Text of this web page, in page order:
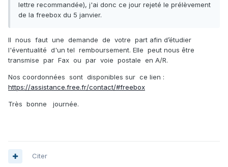
lettre recommandée), j'ai donc ce jour rejeté le prélèvement
de la freebox du 5 janvier.
Il nous faut une demande de votre part afin d’étudier
l'éventualité d'un tel remboursement. Elle peut nous être
transmise par Fax ou par voie postale en A/R.
Nos coordonnées sont disponibles sur ce lien :
https://assistance.free.fr/contact/#freebox
Très bonne journée.
Citer